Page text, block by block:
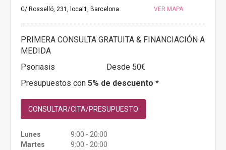
C/ Rosselló, 231, local1, Barcelona VER MAPA
PRIMERA CONSULTA GRATUITA & FINANCIACIÓN A
MEDIDA
Psoriasis
Desde 50€
Presupuestos con 5% de descuento *
CONSULTAR/CITA/PRESUPUESTO
Lunes
9:00 - 20:00
Martes
9:00 - 20:00